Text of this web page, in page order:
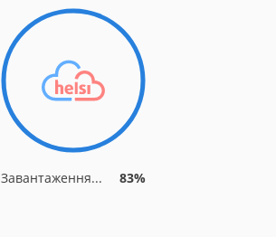
Завантаження... 83%